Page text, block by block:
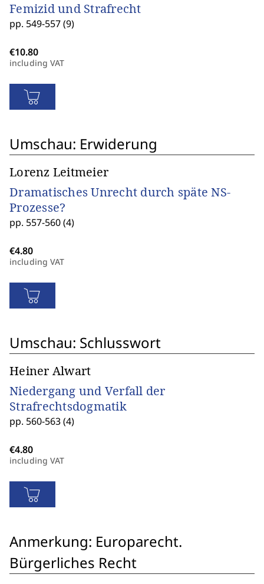
Femizid und Strafrecht
pp. 549-557 (9)
including VAT
Umschau: Erwiderung
Lorenz Leitmeier
Dramatisches Unrecht durch späte NS-
Prozesse?
pp. 557-560 (4)
including VAT
Umschau: Schlusswort
Heiner Alwart
Niedergang und Verfall der
Strafrechtsdogmatik
pp. 560-563 (4)
including VAT
Anmerkung: Europarecht.
Bürgerliches Recht